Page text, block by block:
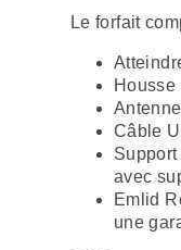
Le forfait
Housse
Câble
avec
Emlid
une